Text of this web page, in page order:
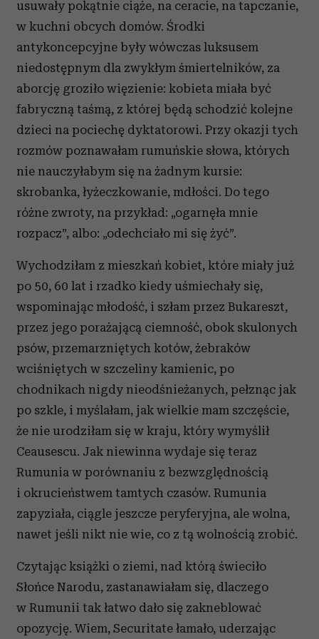
usuwały pokątnie ciąże, na ceracie, na tapczanie,
w kuchni obcych domów. Środki
antykoncepcyjne były wówczas luksusem
niedostępnym dla zwykłym śmiertelników, za
aborcję groziło więzienie: kobieta miała być
fabryczną taśmą, z której będą schodzić kolejne
dzieci na pociechę dyktatorowi. Przy okazji tych
rozmów poznawałam rumuńskie słowa, których
nie nauczyłabym się na żadnym kursie:
skrobanka, łyżeczkowanie, mdłości. Do tego
różne zwroty, na przykład: „ogarnęła mnie
rozpacz”, albo: „odechciało mi się żyć”.
Wychodziłam z mieszkań kobiet, które miały już
po 50, 60 lat i rzadko kiedy uśmiechały się,
wspominając młodość, i szłam przez Bukareszt,
przez jego porażającą ciemność, obok skulonych
psów, przemarzniętych kotów, żebraków
wciśniętych w szczeliny kamienic, po
chodnikach nigdy nieodśnieżanych, pełznąc jak
po szkle, i myślałam, jak wielkie mam szczęście,
że nie urodziłam się w kraju, który wymyślił
Ceausescu. Jak niewinna wydaje się teraz
Rumunia w porównaniu z bezwzględnością
i okrucieństwem tamtych czasów. Rumunia
zapyziała, ciągle jeszcze peryferyjna, ale wolna,
nawet jeśli nikt nie wie, co z tą wolnością zrobić.
Czytając książki o ziemi, nad którą świeciło
Słońce Narodu, zastanawiałam się, dlaczego
w Rumunii tak łatwo dało się zakneblować
opozycję. Wiem, Securitate łamało, uderzając